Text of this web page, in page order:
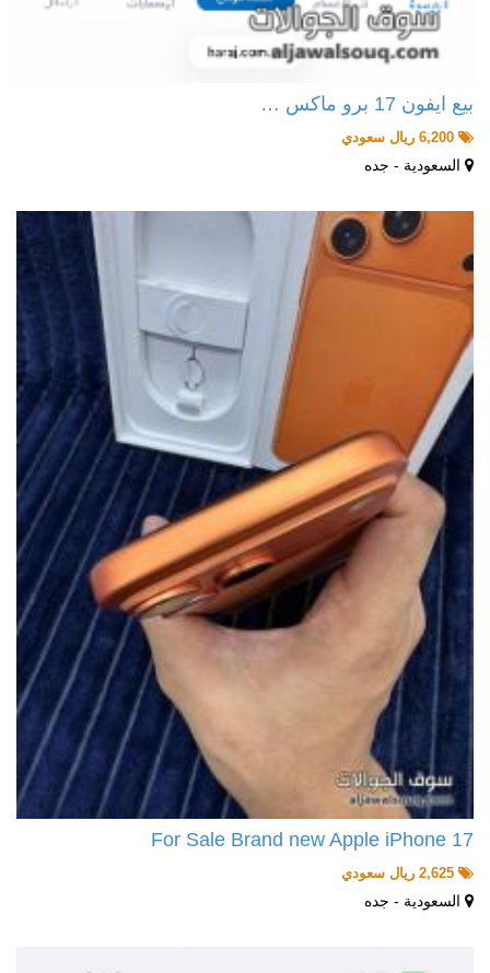
بيع ايفون 17 برو ماكس …
السعودية - جده
For Sale Brand new Apple iPhone 17
السعودية - جده